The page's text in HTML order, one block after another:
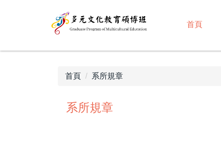
首頁
首頁 系所規章
系所規章